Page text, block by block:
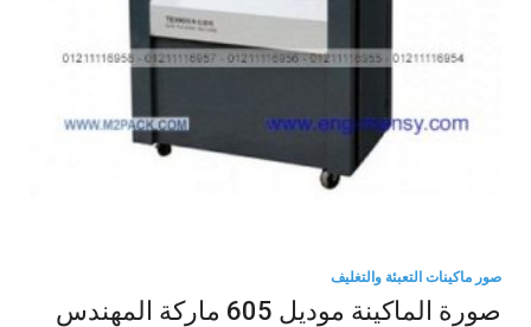
صور ماكينات التعبئة والتغليف
صورة الماكينة موديل 605 ماركة المهندس